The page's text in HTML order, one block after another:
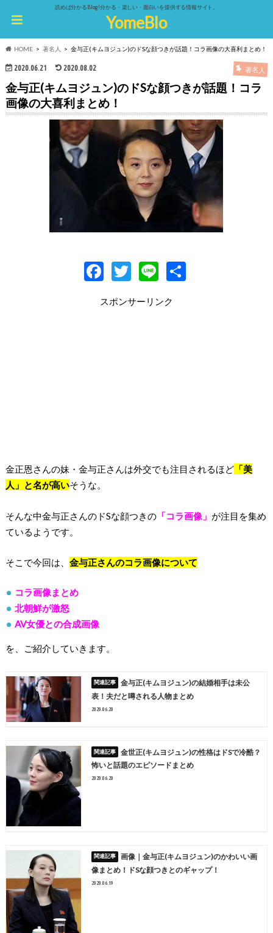
読めば分かるBlog!分かる・楽しい・面白いを提供する情報サイト。
YomeBlo
HOME 著名人 金与正(キムヨジュン)のドSな顔つきが話題！コラ画像の大喜利まとめ！
2020.06.21 2020.08.02 著名人
金与正(キムヨジュン)のドSな顔つきが話題！コラ
画像の大喜利まとめ！
F
e
T
itt
Li
e
共
スポンサーリンク
金正恩さんの妹・金与正さんは外交でも注目されるほど「美
人」と名が高いそうな。
そんな中金与正さんのドSな顔つきの「コラ画像」 が注目を集め
ているようです。
そこで今回は、 金与正さんのコラ画像について
コラ画像まとめ
北朝鮮が激怒
AV女優との合成画像
を、ご紹介していきます。
金与正(キムヨジュン)の結婚相手は未公
表！夫だと噂される人物まとめ
2020.06.20
金世正(キムヨジュン)の性格はドSで冷酷？
怖いと話題のエピソードまとめ
2020.06.20
画像｜金与正(キムヨジュン)のかわいい画
像まとめ！ドSな顔つきとのギャップ！
2020.06.19